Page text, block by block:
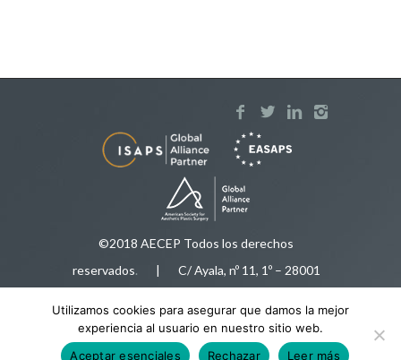
©2018 AECEP Todos los derechos
reservados. | C/ Ayala, nº 11, 1º – 28001
Tfnos:91 575 50 35/ 616 92 78 34|
aecep@aecep.es
Utilizamos cookies para asegurar que damos la mejor
experiencia al usuario en nuestro sitio web.
Aceptar esenciales
Rechazar Leer más